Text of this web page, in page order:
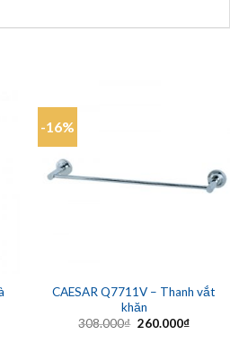
-16%
CAESAR Q7711V – Thanh vắt
khăn
308.000₫ Giá
260.000₫Giá